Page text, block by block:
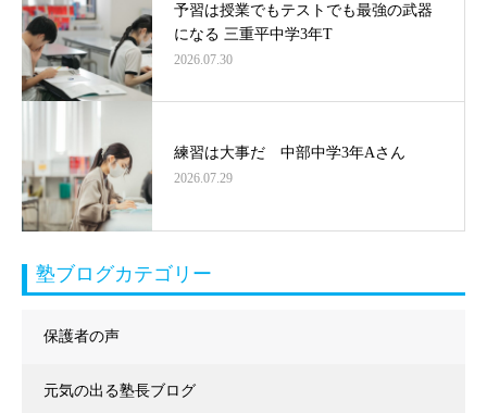
予習は授業でもテストでも最強の武器
になる 三重平中学3年T
2026.07.30
練習は大事だ 中部中学3年Aさん
2026.07.29
塾ブログカテゴリー
保護者の声
元気の出る塾長ブログ